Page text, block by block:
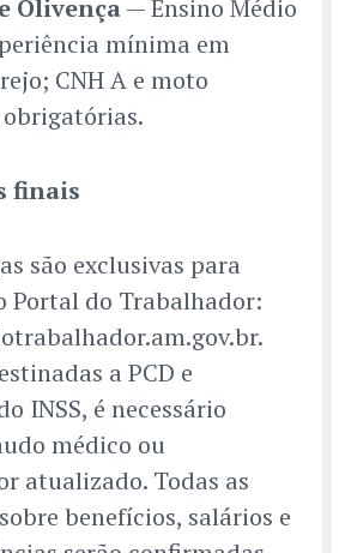
Olivença— Ensino Médio
mínima em
CNH A e moto
finais
são exclusivas para
Portal do Trabalhador:
a PCD e
INSS, é necessário
médico ou
atualizado. Todas as
benefícios, salários e